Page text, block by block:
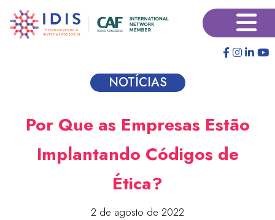
para
×
NOTÍCIAS
Por Que as Empresas Estão
Implantando Códigos de
Ética?
2 de agosto de 2022